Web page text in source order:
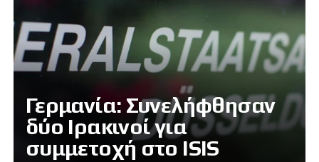
Γερμανία: Συνελήφθησαν
δύο Ιρακινοί για
συμμετοχή στο ISIS